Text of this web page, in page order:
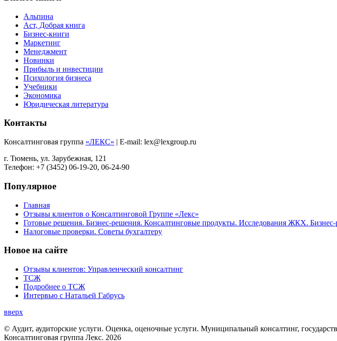
Альпина
Аст, Добрая книга
Бизнес-книги
Маркетинг
Менеджмент
Новинки
Прибыль и инвестиции
Психология бизнеса
Учебники
Экономика
Юридическая литература
Контакты
Консалтинговая группа «ЛЕКС» | E-mail: lex@lexgroup.ru
г. Тюмень, ул. Зарубежная, 121
Телефон: +7 (3452) 06-19-20, 06-24-90
Популярное
Главная
Отзывы клиентов о Консалтинговой Группе «Лекс»
Готовые решения. Бизнес-решения. Консалтинговые продукты. Исследования ЖКХ.
Налоговые проверки. Советы бухгалтеру
Новое на сайте
Отзывы клиентов: Управленческий консалтинг
ТСЖ
Подробнее о ТСЖ
Интервью с Натальей Габрусь
вверх
© Аудит, аудиторские услуги. Оценка, оценочные услуги. Муниципальный консалтинг,
Консалтинговая группа Лекс. 2026